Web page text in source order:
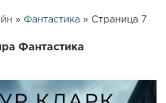
» Фантастика » Страница 7
Фантастика